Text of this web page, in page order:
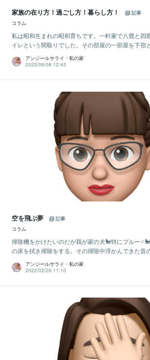
家族の在り方！過ごし方！暮らし方！
記事
コラム
私は昭和生まれの昭和育ちです。一軒家で八畳と四
イレという間取りでした。その部屋の一部屋を下宿
アンジールサライ・私の家
2022/06/08 12:43
空を飛ぶ夢
記事
コラム
掃除機をかけたいのだが我が家の犬🐩特にプルー
の床を拭き掃除をする。その掃除中浮かんできた昔
アンジールサライ・私の家
2022/02/26 11:10